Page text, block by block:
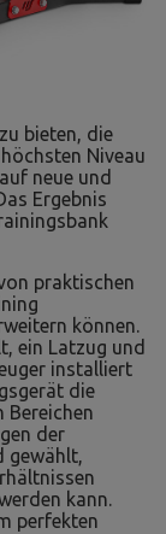
bieten, die
Niveau
neue und
Ergebnis
praktischen
können.
ein Latzug und
installiert
die
Bereichen
der
gewählt,
kann.
perfekten